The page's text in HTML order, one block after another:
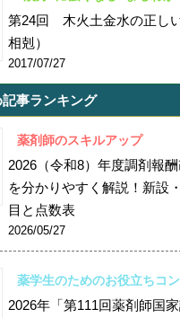
第24回 木火土金水の正し
相剋）
2017/07/27
事ランキング
薬剤師のスキルアップ
2026（令和8）年度調剤報
を分かりやすく解説！新設
目と点数表
2026/05/27
薬学生のためのお役立ちコ
2026年「第111回薬剤師国